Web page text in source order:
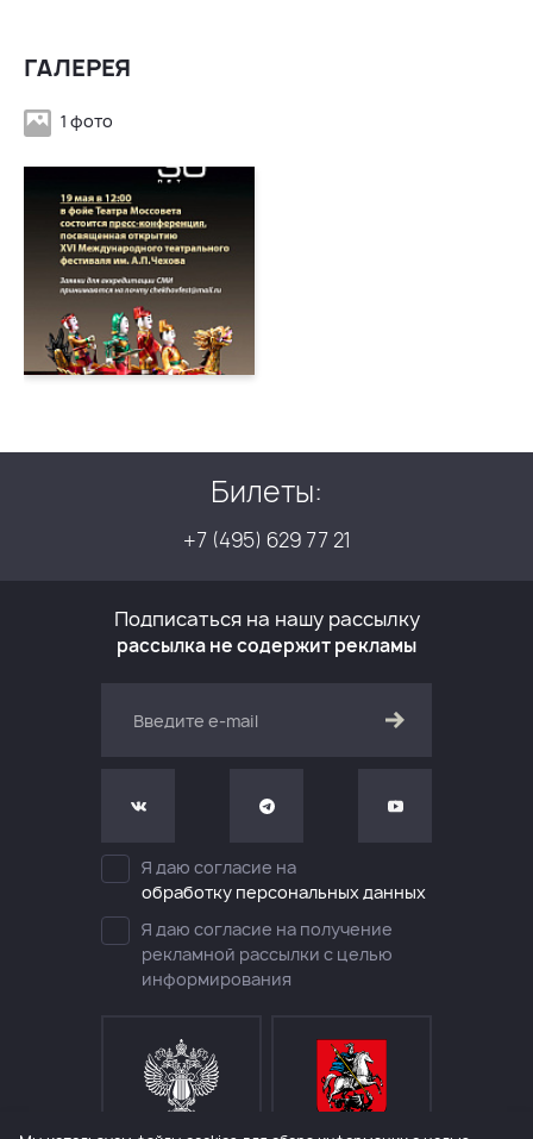
ГАЛЕРЕЯ
1 фото
Билеты:
+7 (495) 629 77 21
Подписаться на нашу рассылку
рассылка не содержит рекламы
Я даю согласие на
обработку персональных данных
Я даю согласие на получение
рекламной рассылки с целью
информирования